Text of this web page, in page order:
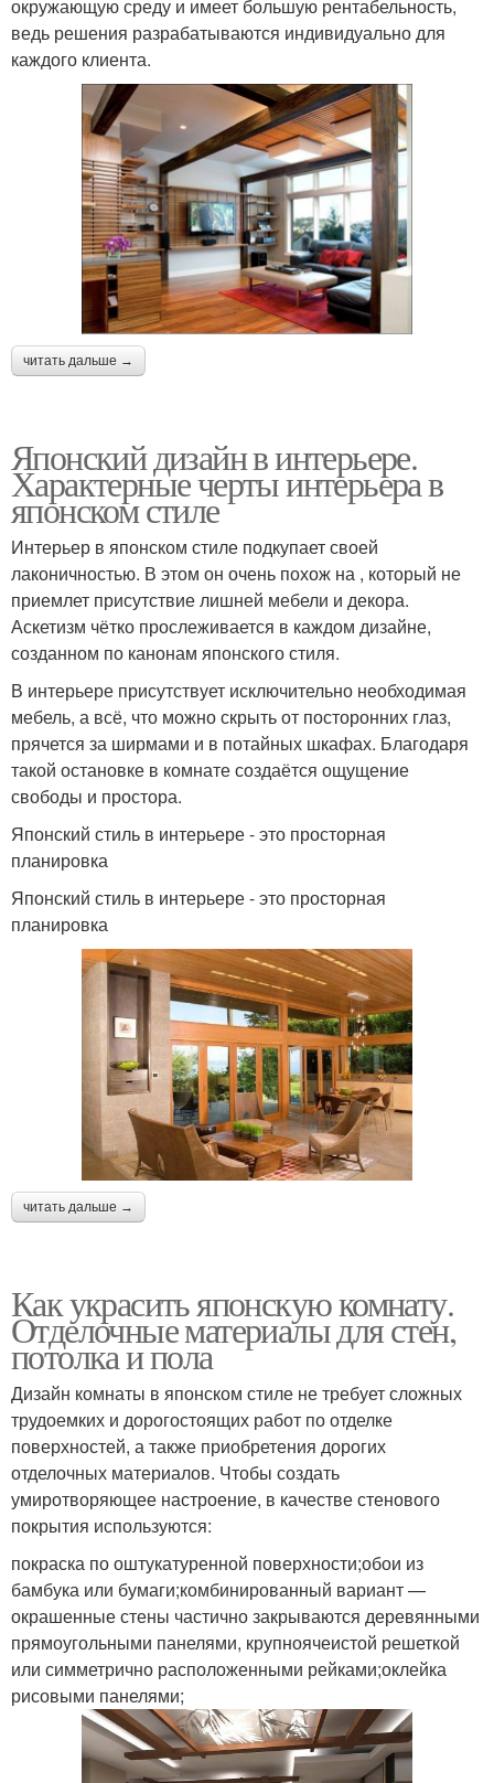
окружающую среду и имеет большую рентабельность,
ведь решения разрабатываются индивидуально для
каждого клиента.
читать дальше →
Японский дизайн в интерьере.
Характерные черты интерьера в
японском стиле
Интерьер в японском стиле подкупает своей
лаконичностью. В этом он очень похож на , который не
приемлет присутствие лишней мебели и декора.
Аскетизм чётко прослеживается в каждом дизайне,
созданном по канонам японского стиля.
В интерьере присутствует исключительно необходимая
мебель, а всё, что можно скрыть от посторонних глаз,
прячется за ширмами и в потайных шкафах. Благодаря
такой остановке в комнате создаётся ощущение
свободы и простора.
Японский стиль в интерьере - это просторная
планировка
Японский стиль в интерьере - это просторная
планировка
читать дальше →
Как украсить японскую комнату.
Отделочные материалы для стен,
потолка и пола
Дизайн комнаты в японском стиле не требует сложных
трудоемких и дорогостоящих работ по отделке
поверхностей, а также приобретения дорогих
отделочных материалов. Чтобы создать
умиротворяющее настроение, в качестве стенового
покрытия используются:
покраска по оштукатуренной поверхности;обои из
бамбука или бумаги;комбинированный вариант —
окрашенные стены частично закрываются деревянными
прямоугольными панелями, крупноячеистой решеткой
или симметрично расположенными рейками;оклейка
рисовыми панелями;